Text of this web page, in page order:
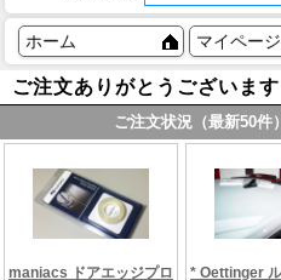
ホーム マイページ
ご注文ありがとうございます